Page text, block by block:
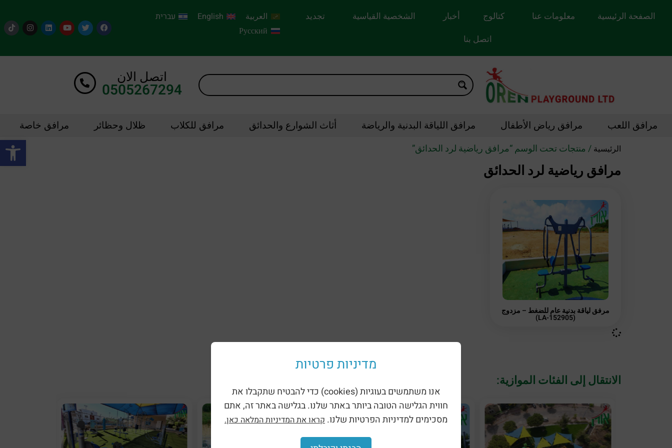
الصفحة الرئيسية معلومات عنا كتالوج أخبار الشخصية القياسية
تجديد
اتصل بنا
العربية English
עברית
Русский
اتصل الان
0505267294
مرافق اللعب مرافق رياض الأطفال مرافق اللياقة البدنية والرياضة أثاث الشوارع والحدائق مرافق للكلاب ظلال وحظائر مرافق خاصة
الرئيسية / منتجات تحت الوسم “مرافق رياضية لرد الحدائق”
مرافق رياضية لرد الحدائق
مرفق لياقة بدنية عام للضغط – مزدوج
(LA-152905)
الانتقال إلى الفئات الموازية:
מדיניות פרטיות
אנו משתמשים בעוגיות (cookies) כדי להבטיח שתקבלו את
חווית הגלישה הטובה ביותר באתר שלנו. בגלישה באתר זה, אתם
מסכימים למדיניות הפרטיות שלנו. קראו את המדיניות המלאה כאן.